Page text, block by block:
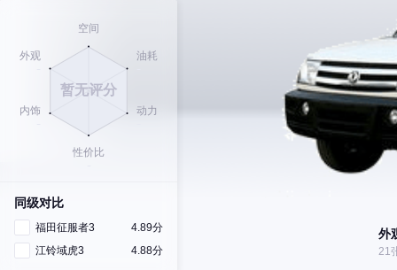
同级对比
福田征服者3
4.89分
江铃域虎3
4.88分
外
21